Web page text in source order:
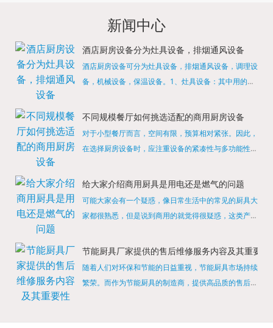
新闻中心
酒店厨房设备分为灶具设备，排烟通风设备
酒店厨房设备可分为灶具设备，排烟通风设备，调理设
备，机械设备，保温设备。1、灶具设备：其中用的较
缺少的，经过相关检测证明的合格设备才能进行使用，
不同规模餐厅如何挑选适配的商用厨房设备
对于小型餐厅而言，空间有限，预算相对紧张。因此，
在选择厨房设备时，应注重设备的紧凑性与多功能性。
烹饪设备，既能节省空间，又能满足多样化的烹饪需
给大家介绍商用厨具是用电还是燃气的问题
可能大家会有一个疑惑，像日常生活中的常见的厨具大
家都很熟悉，但是说到商用的就觉得很疑惑，这类产品
店用的就是商用的吗?还真别说，真被大家猜对了，这
节能厨具厂家提供的售后维修服务内容及其重要性
随着人们对环保和节能的日益重视，节能厨具市场持续
繁荣。而作为节能厨具的制造商，提供高品质的售后维